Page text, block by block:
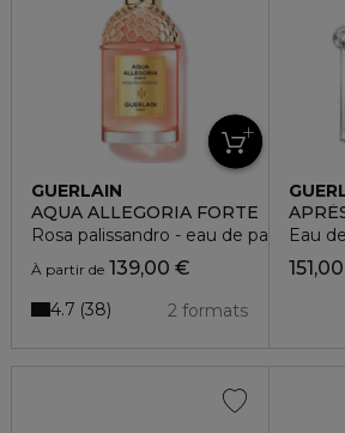
GUERLAIN
AQUA ALLEGORIA FORTE
Rosa palissandro - eau de parfum
À partir de 139,00 €
2 formats
4.7 38
Eau